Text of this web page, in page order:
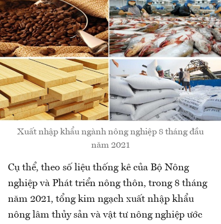
Xuất nhập khẩu ngành nông nghiệp 8 tháng đầu
năm 2021
Cụ thể, theo số liệu thống kê của Bộ Nông
nghiệp và Phát triển nông thôn, trong 8 tháng
năm 2021, tổng kim ngạch xuất nhập khẩu
nông lâm thủy sản và vật tư nông nghiệp ước